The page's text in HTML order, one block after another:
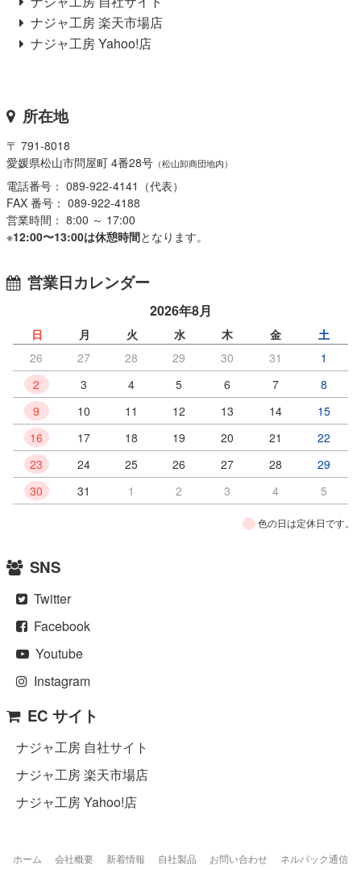
ナジャ工房 楽天市場店
ナジャ工房 Yahoo!店
所在地
〒 791-8018
愛媛県松山市問屋町 4番28号 （松山卸商団地内）
電話番号： 089-922-4141（代表）
FAX 番号： 089-922-4188
営業時間： 8:00 ～ 17:00
※12:00〜13:00は休憩時間となります。
営業日カレンダー
2026年8月
日 月 火 水 木 金
土
26
27 28 29 30 31
1
2
3 4 5 6 7
8
9
10 11 12 13 14
15
16
17 18 19 20 21
22
23
24 25 26 27 28
29
30
31 1 2 3 4 5
色の日は定休日です。
SNS
Twitter
Facebook
Youtube
Instagram
EC サイト
ナジャ工房 自社サイト
ナジャ工房 楽天市場店
ナジャ工房 Yahoo!店
ホーム 会社概要 新着情報 自社製品 お問い合わせ ネルパック通信